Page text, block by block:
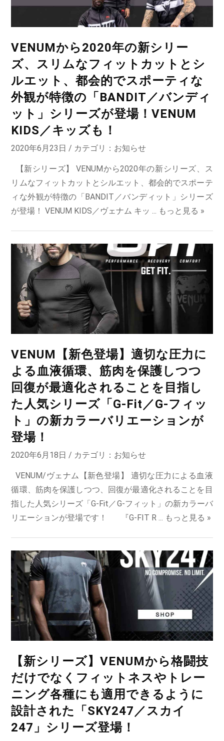
VENUMから2020年の新シリー
ズ、スリムなフィットカットとシ
ルエット、都会的でスポーティな
外観が特徴の「BANDIT／バンディ
ット」シリーズが登場！VENUM
KIDS／キッズも！
2020年6月23日 / カテゴリ： お知らせ
【新シリーズ】 VENUMから2020年の新シリーズ、ス
リムなフィットカットとシルエット、都会的でスポーテ
ィな外観が特徴の「BANDIT／バンディット」シリーズ
が登場！ VENUM KIDS／ヴェナム キッ ... もっと見る »
VENUM【新色登場】適切な圧力に
よる血液循環、筋肉を保護しつつ
回復が最適化されることを目指し
た人気シリーズ「G-Fit／G-フィッ
ト」の新カラーバリエーションが
登場！
2020年6月18日 / カテゴリ： お知らせ
VENUM/ヴェナム【新色登場】 適切な圧力による血液
循環、筋肉を保護しつつ、回復が最適化されることを目
指した人気シリーズ「G-Fit／G-フィット」の新カラーバ
リエーションが登場です！ 『G-FIT R ... もっと見る »
【新シリーズ】VENUMから格闘技
だけでなくフィットネスやトレー
ニング各種にも適用できるように
設計された「SKY247／スカイ
247」シリーズ登場！